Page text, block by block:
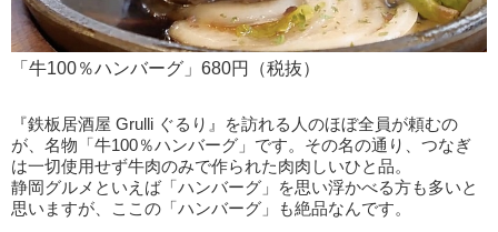
「牛100％ハンバーグ」680円（税抜）
『鉄板居酒屋 Grulli ぐるり』を訪れる人のほぼ全員が頼むの
が、名物「牛100％ハンバーグ」です。その名の通り、つなぎ
は一切使用せず牛肉のみで作られた肉肉しいひと品。
静岡グルメといえば「ハンバーグ」を思い浮かべる方も多いと
思いますが、ここの「ハンバーグ」も絶品なんです。